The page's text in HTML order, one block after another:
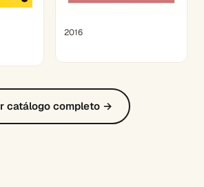
2016
catálogo completo →